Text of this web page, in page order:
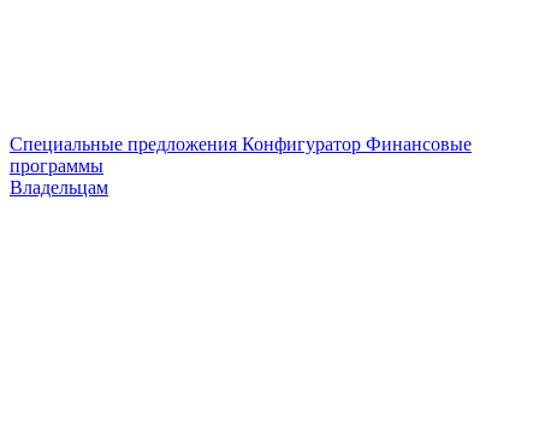
Специальные предложения Конфигуратор Финансовые
программы
Владельцам